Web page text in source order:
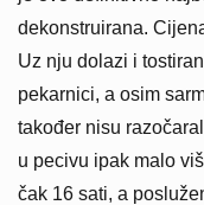
dekonstruirana.
Uz nju dolazi i
pekarnici, a osim
također nisu
u pecivu ipak malo
čak 16 sati, a